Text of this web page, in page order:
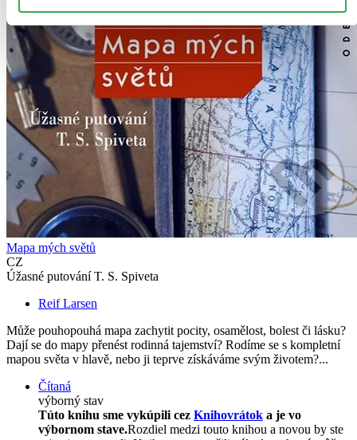
Mapa mých světů
CZ
Úžasné putování T. S. Spiveta
Reif Larsen
Může pouhopouhá mapa zachytit pocity, osamělost, bolest či lásku?
Dají se do mapy přenést rodinná tajemství? Rodíme se s kompletní
mapou světa v hlavě, nebo ji teprve získáváme svým životem?...
Čítaná
výborný stav
Túto knihu sme vykúpili cez Knihovrátok a je vo
výbornom stave.Rozdiel medzi touto knihou a novou by ste